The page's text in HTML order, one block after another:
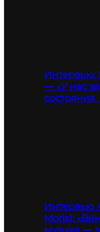
Интервью:
— «У нас
Интервью
Moris):